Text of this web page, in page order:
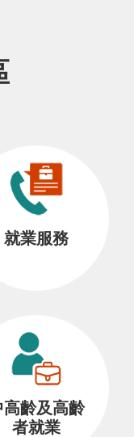
就業服務
高齡及高齡
者就業